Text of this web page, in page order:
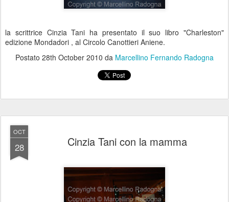
la scrittrice Cinzia Tani ha presentato il suo libro "Charleston"
edizione Mondadori , al Circolo Canottieri Aniene.
Postato 28th October 2010 da Marcellino Fernando Radogna
OCT
28 Cinzia Tani con la mamma